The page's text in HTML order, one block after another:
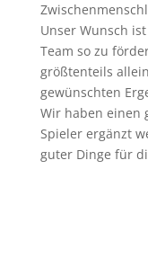
Unser Wunsch
Team so zu
größtenteils
gewünschten
Wir haben einen
Spieler ergänzt
guter Dinge für